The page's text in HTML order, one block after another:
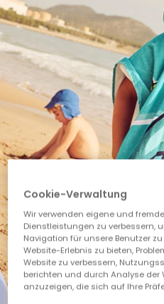
Gesamtbetrag
weiter
Cookie-Verwaltung
Wir verwenden eigene und
Dienstleistungen zu verbessern,
Navigation für unsere Benutzer
Website-Erlebnis zu bieten,
Website zu verbessern,
berichten und durch Analyse der
anzuzeigen, die sich auf Ihre